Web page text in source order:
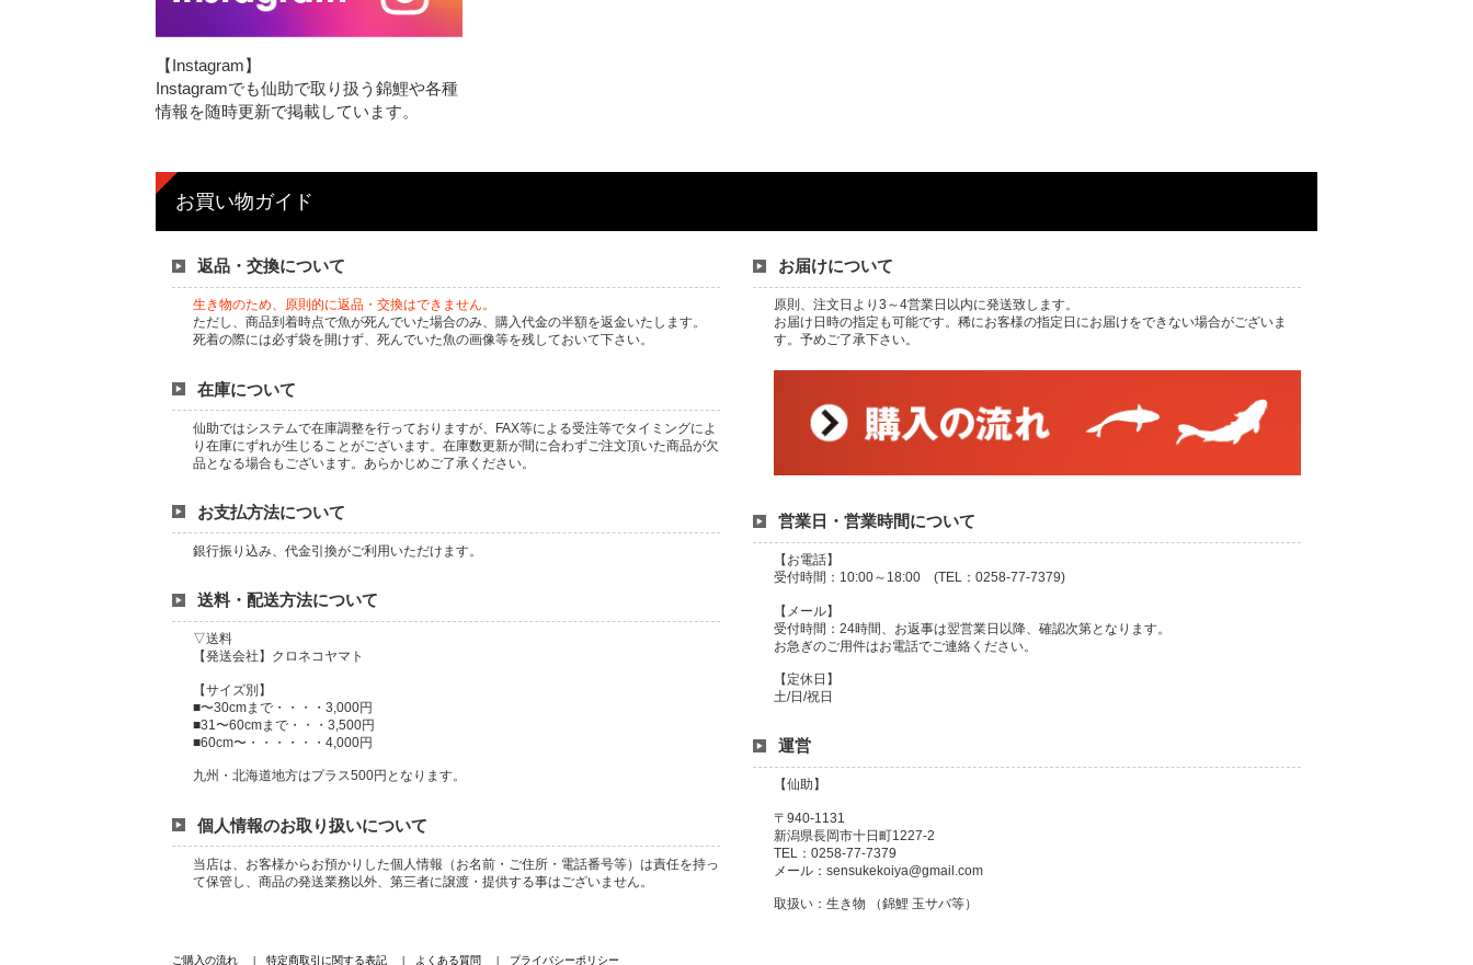
【Instagram】
Instagramでも仙助で取り扱う錦鯉や各種
情報を随時更新で掲載しています。
お買い物ガイド
返品・交換について
生き物のため、原則的に返品・交換はできません。
ただし、商品到着時点で魚が死んでいた場合のみ、購入代金の半額を返金いたします。
死着の際には必ず袋を開けず、死んでいた魚の画像等を残しておいて下さい。
在庫について
仙助ではシステムで在庫調整を行っておりますが、FAX等による受注等でタイミングによ
り在庫にずれが生じることがございます。在庫数更新が間に合わずご注文頂いた商品が欠
品となる場合もございます。あらかじめご了承ください。
お支払方法について
銀行振り込み、代金引換がご利用いただけます。
送料・配送方法について
▽送料
【発送会社】クロネコヤマト
【サイズ別】
■〜30cmまで・・・・3,000円
■31〜60cmまで・・・3,500円
■60cm〜・・・・・・4,000円
九州・北海道地方はプラス500円となります。
個人情報のお取り扱いについて
当店は、お客様からお預かりした個人情報（お名前・ご住所・電話番号等）は責任を持っ
て保管し、商品の発送業務以外、第三者に譲渡・提供する事はございません。
お届けについて
原則、注文日より3～4営業日以内に発送致します。
お届け日時の指定も可能です。稀にお客様の指定日にお届けをできない場合がございま
す。予めご了承下さい。
営業日・営業時間について
【お電話】
受付時間：10:00～18:00 (TEL：0258-77-7379)
【メール】
受付時間：24時間、お返事は翌営業日以降、確認次第となります。
お急ぎのご用件はお電話でご連絡ください。
【定休日】
土/日/祝日
運営
【仙助】
〒940-1131
新潟県長岡市十日町1227-2
TEL：0258-77-7379
メール：sensukekoiya@gmail.com
取扱い：生き物 （錦鯉 玉サバ等）
ご購入の流れ 特定商取引に関する表記 よくある質問 プライバシーポリシー